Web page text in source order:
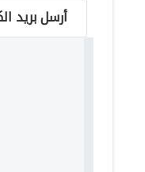
أرسل بريد